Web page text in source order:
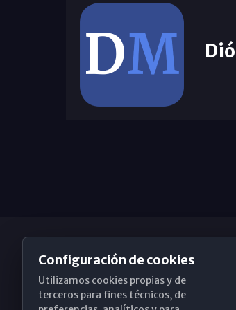
Obispado de Málaga
Configuración de cookies
Utilizamos cookies propias y de
terceros para fines técnicos, de